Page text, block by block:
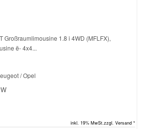
Großraumlimousine 1.8 i 4WD (MFLFX),
ë- 4x4...
/ Opel
inkl. 19% MwSt.zzgl. Versand *